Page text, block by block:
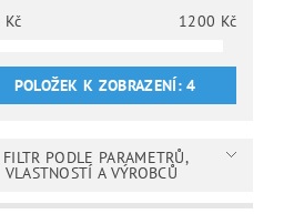
Kč 1200 Kč
POLOŽEK K ZOBRAZENÍ:4
FILTR PODLE PARAMETRŮ,
VLASTNOSTÍ A VÝROBCŮ